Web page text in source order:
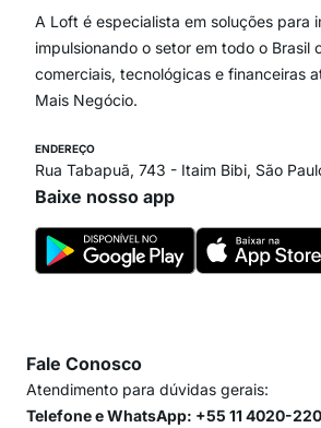
Paraíso
Itaim Bibi
A Loft é especialista em soluções para
impulsionando o setor em todo o Brasil
comerciais, tecnológicas e financeiras
Mais Negócio.
ENDEREÇO
Rua Tabapuã, 743 - Itaim Bibi, São
Baixe nosso app
Fale Conosco
Atendimento para dúvidas gerais:
Telefone e WhatsApp: +55 11 4020-